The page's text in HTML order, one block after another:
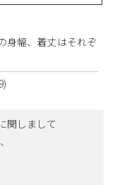
身幅、着丈はそれぞ
関しまして